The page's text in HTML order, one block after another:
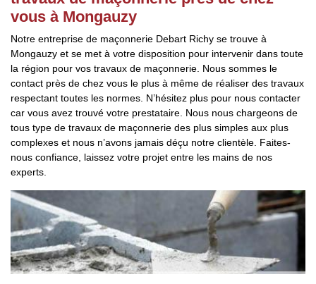
vous à Mongauzy
Notre entreprise de maçonnerie Debart Richy se trouve à
Mongauzy et se met à votre disposition pour intervenir dans toute
la région pour vos travaux de maçonnerie. Nous sommes le
contact près de chez vous le plus à même de réaliser des travaux
respectant toutes les normes. N’hésitez plus pour nous contacter
car vous avez trouvé votre prestataire. Nous nous chargeons de
tous type de travaux de maçonnerie des plus simples aux plus
complexes et nous n’avons jamais déçu notre clientèle. Faites-
nous confiance, laissez votre projet entre les mains de nos
experts.